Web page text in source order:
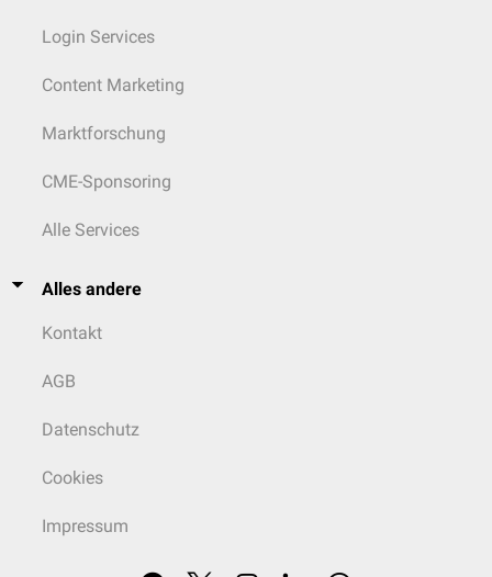
Login Services
Content Marketing
Marktforschung
CME-Sponsoring
Alle Services
Alles andere
Kontakt
AGB
Datenschutz
Cookies
Impressum